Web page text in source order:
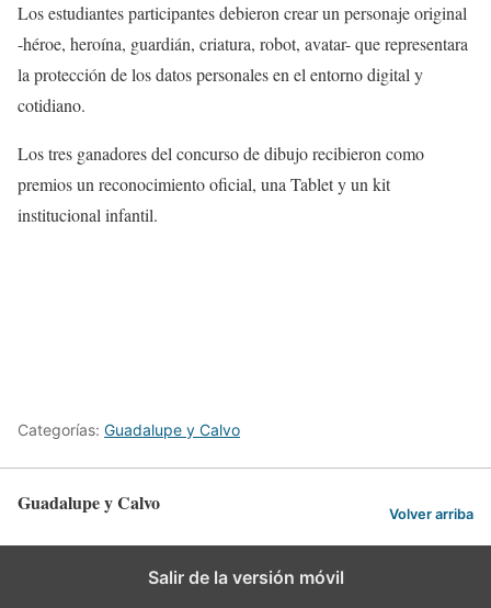
Los estudiantes participantes debieron crear un personaje original
-héroe, heroína, guardián, criatura, robot, avatar- que representara
la protección de los datos personales en el entorno digital y
cotidiano.
Los tres ganadores del concurso de dibujo recibieron como
premios un reconocimiento oficial, una Tablet y un kit
institucional infantil.
Categorías: Guadalupe y Calvo
Guadalupe y Calvo Volver arriba
Salir de la versión móvil